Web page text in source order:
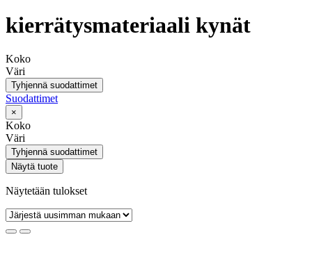
kierrätysmateriaali kynät
Koko
Väri
Tyhjennä suodattimet
Suodattimet
×
Koko
Väri
Tyhjennä suodattimet
Näytä tuote
Näytetään tulokset